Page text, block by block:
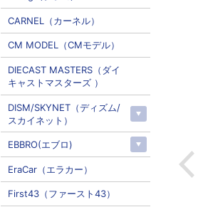
ミアム 07 ラン
CARNEL（カーネル）
CM MODEL（CMモデル）
DIECAST MASTERS（ダイ
キャストマスターズ ）
DISM/SKYNET（ディズム/
スカイネット）
EBBRO(エブロ)
EraCar（エラカー）
First43（ファースト43）